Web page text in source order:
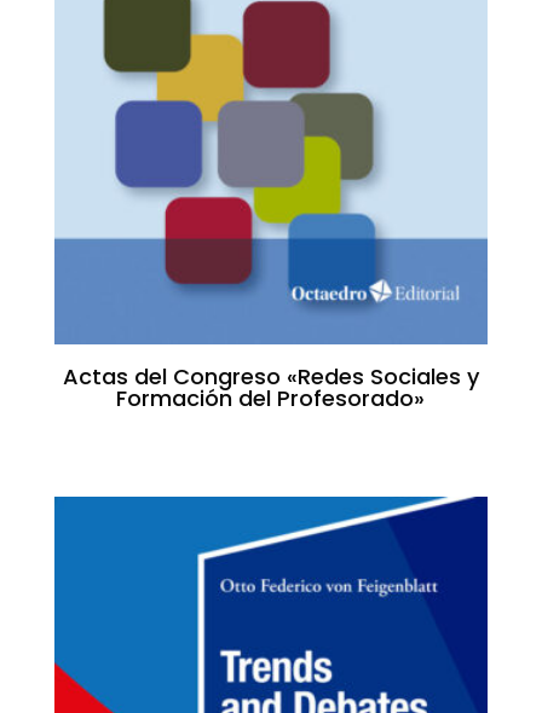
Actas del Congreso «Redes Sociales y
Formación del Profesorado»